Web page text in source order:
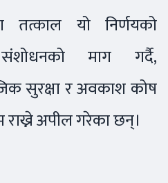
यो निर्णयको
माग गर्दै,
सुरक्षा र अवकाश कोष
अपील गरेका छन्।